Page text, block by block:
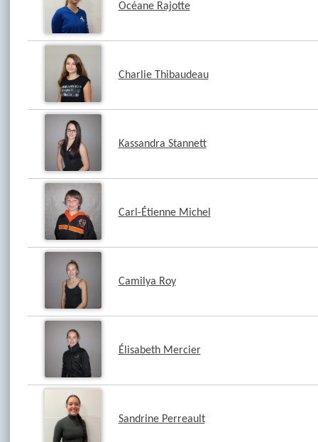
Océane Rajotte
Charlie Thibaudeau
Kassandra Stannett
Carl-Étienne Michel
Camilya Roy
Élisabeth Mercier
Sandrine Perreault